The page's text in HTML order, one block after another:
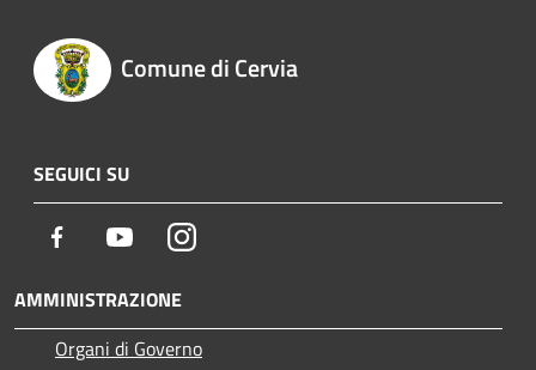
Comune di Cervia
SEGUICI SU
Facebook YoutubeInstagram
AMMINISTRAZIONE
Organi di Governo